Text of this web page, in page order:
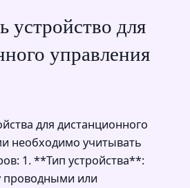
устройство для
управления
для дистанционного
необходимо учитывать
1. **Тип устройства**:
проводными или